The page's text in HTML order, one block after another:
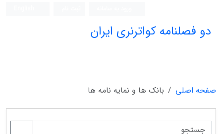
دو فصلنامه کواترنری ایران
صفحه اصلی بانک ها و نمایه نامه ها